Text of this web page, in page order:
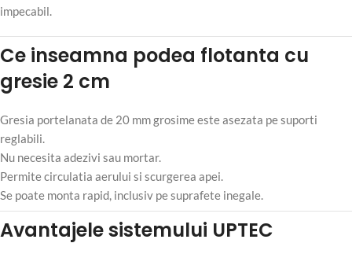
impecabil.
Ce inseamna podea flotanta cu
gresie 2 cm
Gresia portelanata de 20 mm grosime este asezata pe suporti
reglabili.
Nu necesita adezivi sau mortar.
Permite circulatia aerului si scurgerea apei.
Se poate monta rapid, inclusiv pe suprafete inegale.
Avantajele sistemului UPTEC